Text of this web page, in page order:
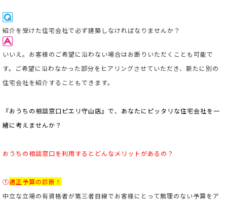
紹介を受けた住宅会社で必ず建築しなければなりませんか？
いいえ。お客様のご希望に沿わない場合はお断りいただくことも可能で
す。ご希望に沿わなかった部分をヒアリングさせていただき、新たに別の
住宅会社を紹介することもできます。
『おうちの相談窓口ピエリ守山店』で、あなたにピッタリな住宅会社を一
緒に考えませんか？
おうちの相談窓口を利用すると どんなメリットがあるの？
①適正予算の診断！
中立な立場の有資格者が第三者目線でお客様にとって無理のない予算をア